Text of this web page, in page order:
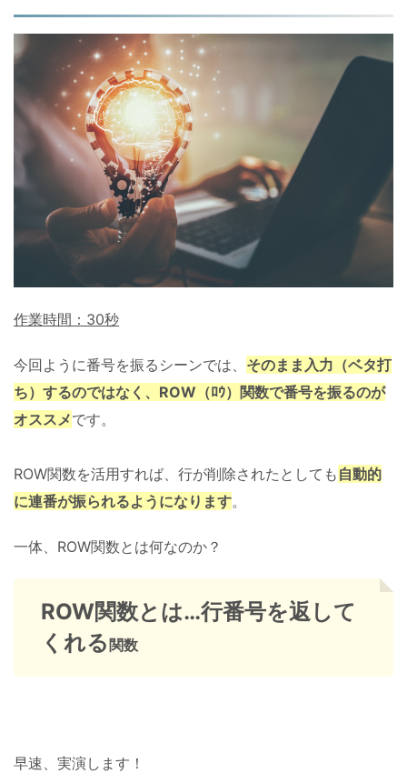
作業時間：30秒
今回ように番号を振るシーンでは、 そのまま入力（ベタ打
ち）するのではなく、ROW（ﾛｳ）関数で番号を振るのが
オススメです。
ROW関数を活用すれば、行が削除されたとしても 自動的
に連番が振られるようになります。
一体、ROW関数とは何なのか？
ROW関数とは…行番号を返して
くれる関数
早速、実演します！